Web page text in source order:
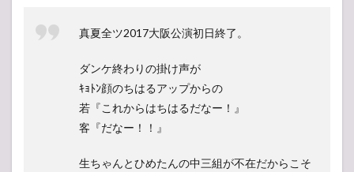
真夏全ツ2017大阪公演初日終了。
ダンケ終わりの掛け声が
ｷｮﾄﾝ顔のちはるアップからの
若『これからはちはるだなー！』
客『だなー！！』
生ちゃんとひめたんの中三組が不在だからこそ